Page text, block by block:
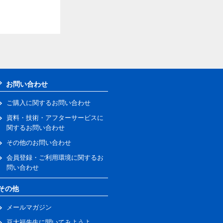
お問い合わせ
ご購入に関するお問い合わせ
資料・技術・アフターサービスに
関するお問い合わせ
その他のお問い合わせ
会員登録・ご利用環境に関するお
問い合わせ
の他
メールマガジン